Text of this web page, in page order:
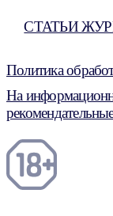
СТАТЬИ
Политика
На